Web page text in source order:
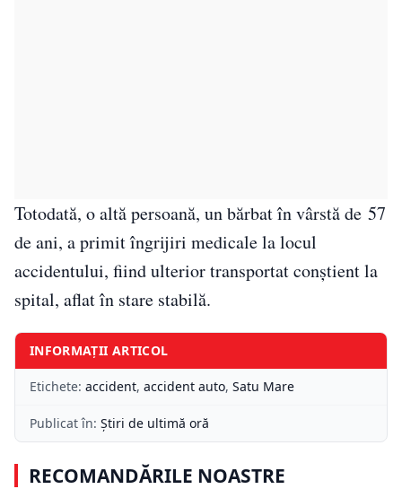
Totodată, o altă persoană, un bărbat în vârstă de 57
de ani, a primit îngrijiri medicale la locul
accidentului, fiind ulterior transportat conștient la
spital, aflat în stare stabilă.
INFORMAȚII ARTICOL
Etichete: accident, accident auto, Satu Mare
Publicat în: Știri de ultimă oră
RECOMANDĂRILE NOASTRE